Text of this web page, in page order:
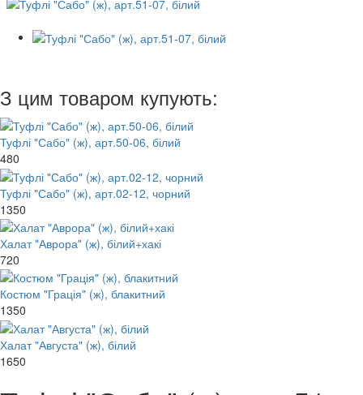
З цим товаром купують:
Туфлі "Сабо" (ж), арт.50-06, білий
480
Туфлі "Сабо" (ж), арт.02-12, чорний
1350
Халат "Аврора" (ж), білий+хакі
720
Костюм "Грація" (ж), блакитний
1350
Халат "Августа" (ж), білий
1650